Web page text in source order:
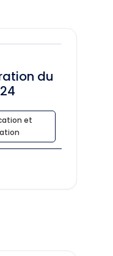
du
et